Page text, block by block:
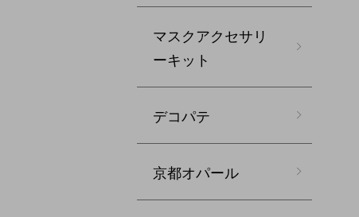
マスクアクセサリ
ーキット
デコパテ
京都オパール